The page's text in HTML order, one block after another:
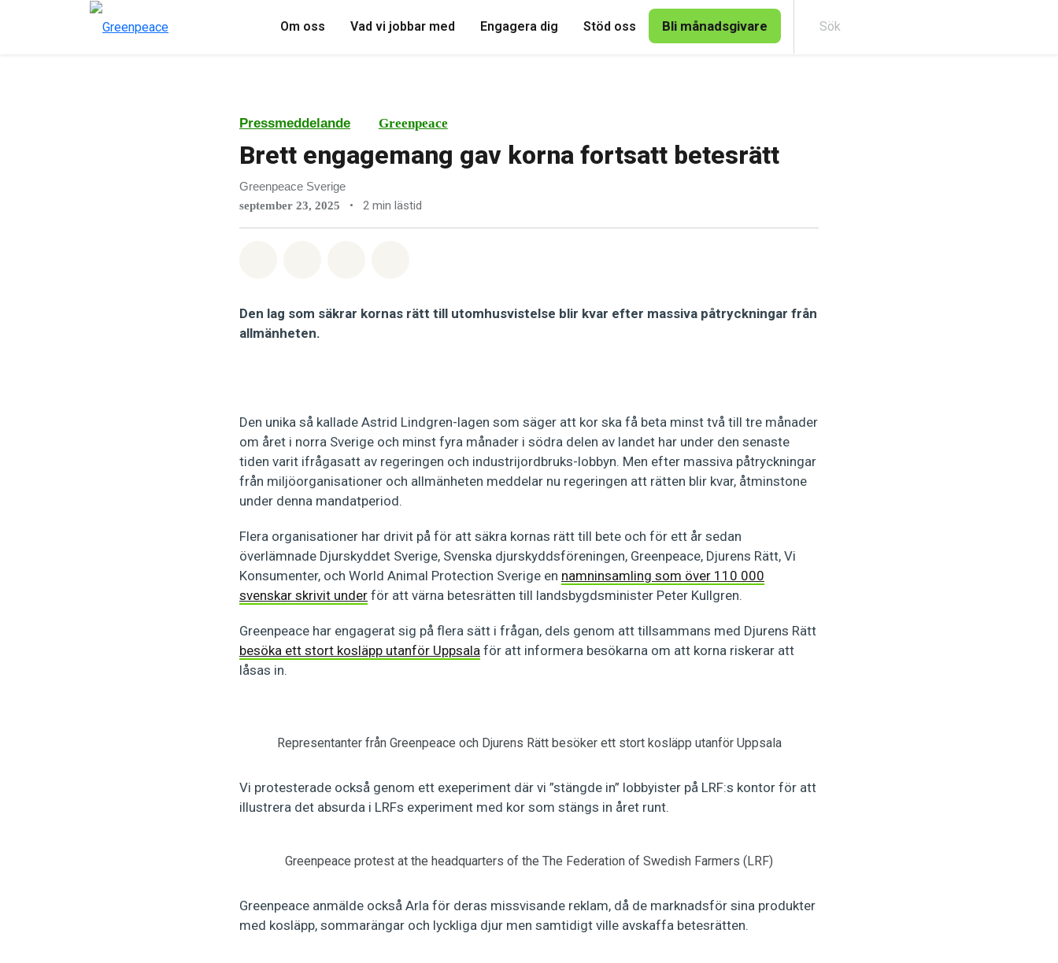
Om oss Vad vi jobbar med Engagera dig Stöd oss Bli månadsgivare
Pressmeddelande Greenpeace
Brett engagemang gav korna fortsatt betesrätt
Greenpeace Sverige
september 23, 2025 • 2 min lästid
Den lag som säkrar kornas rätt till utomhusvistelse blir kvar efter massiva påtryckningar från
allmänheten.
Den unika så kallade Astrid Lindgren-lagen som säger att kor ska få beta minst två till tre månader
om året i norra Sverige och minst fyra månader i södra delen av landet har under den senaste
tiden varit ifrågasatt av regeringen och industrijordbruks-lobbyn. Men efter massiva påtryckningar
från miljöorganisationer och allmänheten meddelar nu regeringen att rätten blir kvar, åtminstone
under denna mandatperiod.
Flera organisationer har drivit på för att säkra kornas rätt till bete och för ett år sedan
överlämnade Djurskyddet Sverige, Svenska djurskyddsföreningen, Greenpeace, Djurens Rätt, Vi
Konsumenter, och World Animal Protection Sverige en namninsamling som över 110 000
svenskar skrivit under för att värna betesrätten till landsbygdsminister Peter Kullgren.
Greenpeace har engagerat sig på flera sätt i frågan, dels genom att tillsammans med Djurens Rätt
besöka ett stort kosläpp utanför Uppsala för att informera besökarna om att korna riskerar att
låsas in.
Representanter från Greenpeace och Djurens Rätt besöker ett stort kosläpp utanför Uppsala
Vi protesterade också genom ett exeperiment där vi ”stängde in” lobbyister på LRF:s kontor för att
illustrera det absurda i LRFs experiment med kor som stängs in året runt.
Greenpeace protest at the headquarters of the The Federation of Swedish Farmers (LRF)
Greenpeace anmälde också Arla för deras missvisande reklam, då de marknadsför sina produkter
med kosläpp, sommarängar och lyckliga djur men samtidigt ville avskaffa betesrätten.